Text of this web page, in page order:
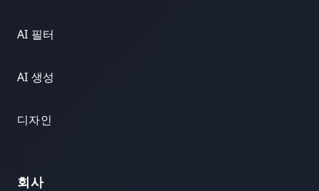
AI 필터
AI 생성
디자인
회사